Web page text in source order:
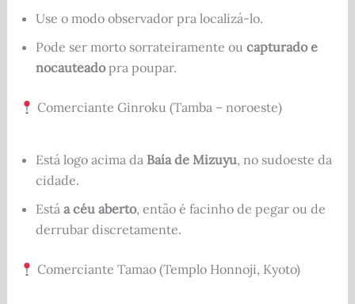
Use o modo observador pra localizá-lo.
Pode ser morto sorrateiramente ou capturado e
nocauteadopra poupar.
Comerciante Ginroku (Tamba – noroeste)
Está logo acima da Baía de Mizuyu, no sudoeste da
cidade.
Está a céu aberto, então é facinho de pegar ou de
derrubar discretamente.
Comerciante Tamao (Templo Honnoji, Kyoto)